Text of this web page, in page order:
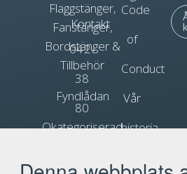
Kontakt
042-
38
80
info@flagga.com
Code
of
Conduct
Vår
historia
Flaggstänger,
Fanstänger,
Bordstänger &
Tillbehör
Fyndlådan
Okategoriserad